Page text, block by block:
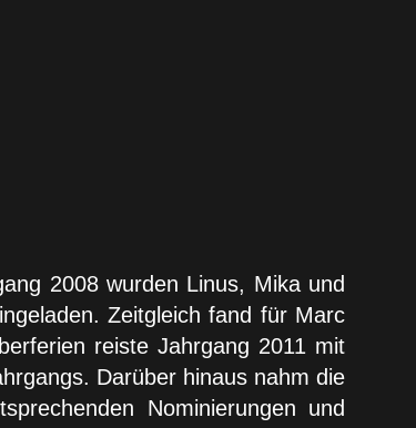
2008 wurden Linus, Mika und
Zeitgleich fand für Marc
reiste Jahrgang 2011 mit
Darüber hinaus nahm die
Nominierungen und